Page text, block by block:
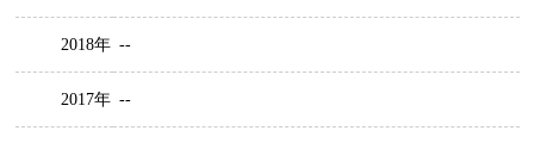
2018年 --
2017年 --